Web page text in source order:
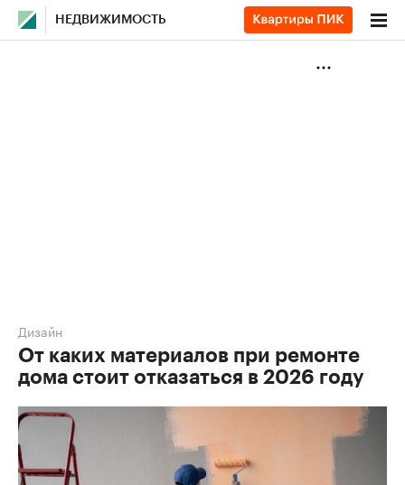
НЕДВИЖИМОСТЬ
Дизайн
От каких материалов при ремонте
дома стоит отказаться в 2026 году